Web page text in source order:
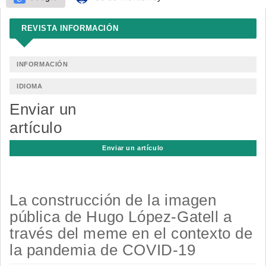
REVISTA INFORMACIÓN
INFORMACIÓN
IDIOMA
Enviar un
artículo
Enviar un artículo
La construcción de la imagen
pública de Hugo López-Gatell a
través del meme en el contexto de
la pandemia de COVID-19